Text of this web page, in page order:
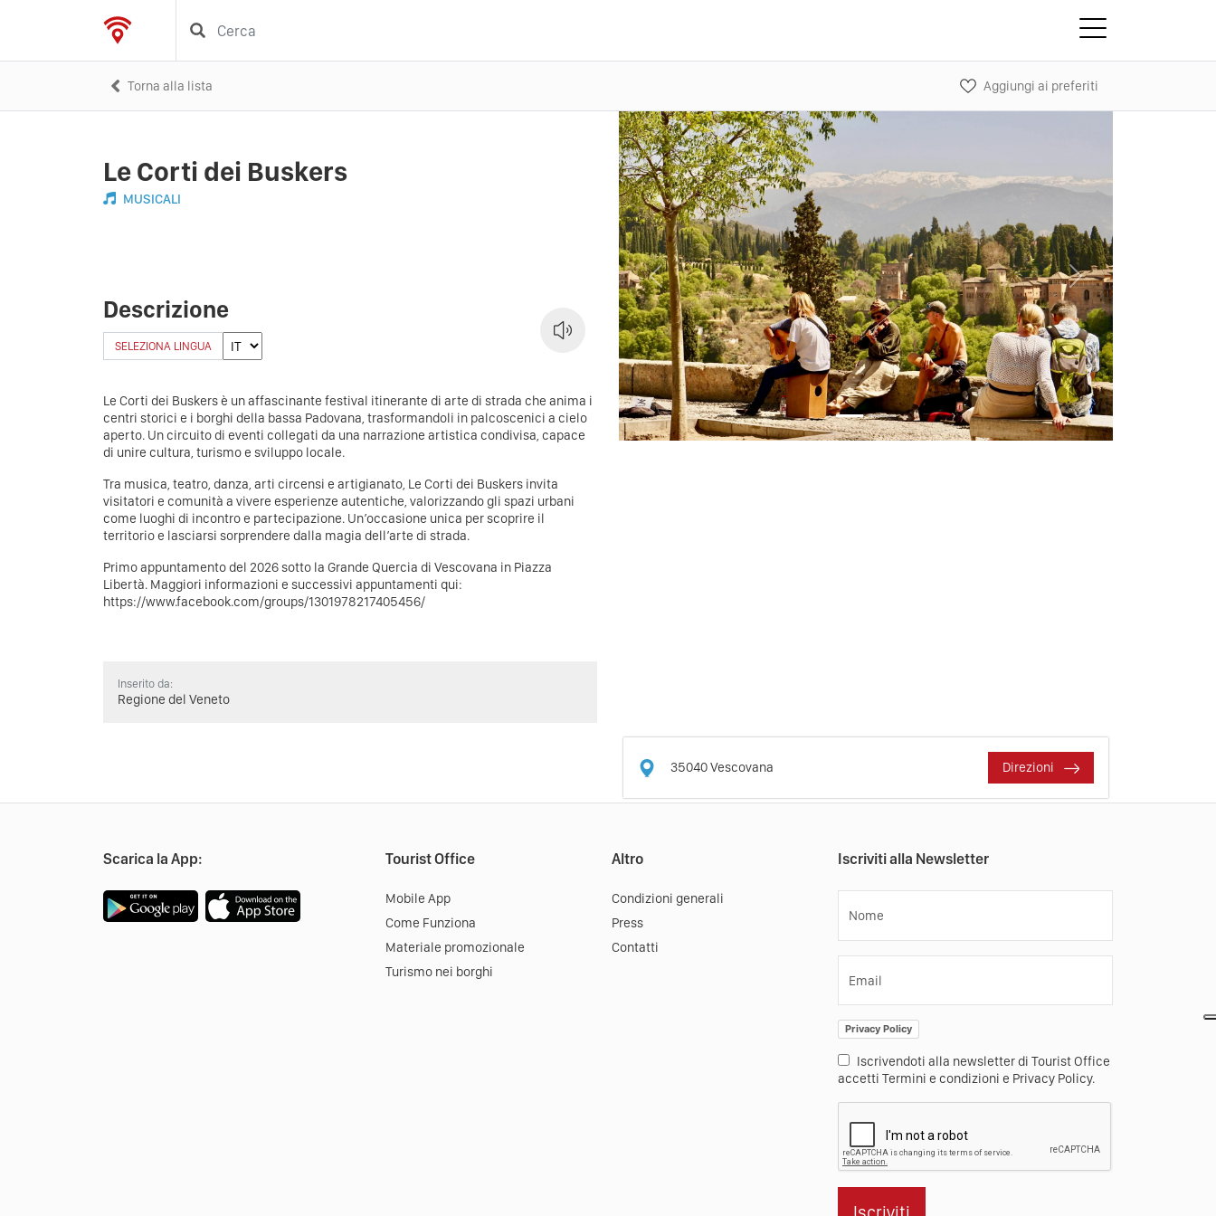
Torna alla lista Aggiungi ai preferiti
Le Corti dei Buskers
MUSICALI
Descrizione
SELEZIONA LINGUA
Le Corti dei Buskers è un affascinante festival itinerante di arte di strada che anima i
centri storici e i borghi della bassa Padovana, trasformandoli in palcoscenici a cielo
aperto. Un circuito di eventi collegati da una narrazione artistica condivisa, capace
di unire cultura, turismo e sviluppo locale.
Tra musica, teatro, danza, arti circensi e artigianato, Le Corti dei Buskers invita
visitatori e comunità a vivere esperienze autentiche, valorizzando gli spazi urbani
come luoghi di incontro e partecipazione. Un’occasione unica per scoprire il
territorio e lasciarsi sorprendere dalla magia dell’arte di strada.
Primo appuntamento del 2026 sotto la Grande Quercia di Vescovana in Piazza
Libertà. Maggiori informazioni e successivi appuntamenti qui:
https://www.facebook.com/groups/1301978217405456/
Inserito da:
Regione del Veneto
Previous Next
35040Vescovana Direzioni
Scarica la App: Tourist Office
Mobile App
Come Funziona
Materiale promozionale
Turismo nei borghi
Altro
Condizioni generali
Press
Contatti
Iscriviti alla Newsletter
Nome
Email
Privacy Policy
Iscrivendoti alla newsletter di Tourist Office
accetti Termini e condizioni e Privacy Policy.